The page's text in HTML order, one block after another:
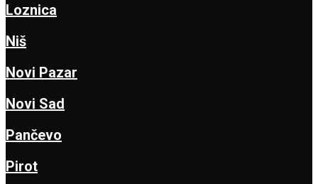
Loznica
Niš
Novi Pazar
Novi Sad
Pančevo
Pirot